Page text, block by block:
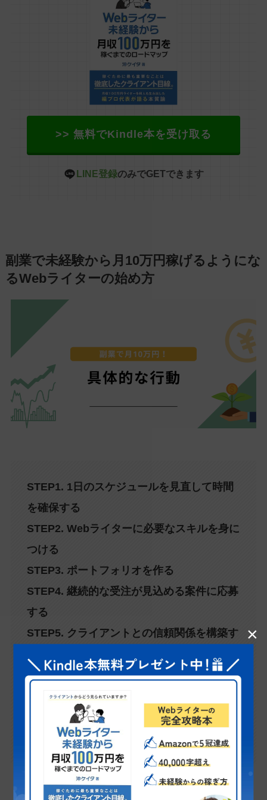
>> 無料でKindle本を受け取る
LINE登録のみでGETできます
副業で未経験から月10万円稼げるようにな
るWebライターの始め方
STEP1. 1日のスケジュールを見直して時間
を確保する
STEP2. Webライターに必要なスキルを身に
つける
STEP3. ポートフォリオを作る
STEP4. 継続的な受注が見込める案件に応募
する
STEP5. クライアントとの信頼関係を構築す
STEP6. かかった時間を意識して得意分野を
見極める
STEP7. 実績をもとにより好条件の仕事を探
×